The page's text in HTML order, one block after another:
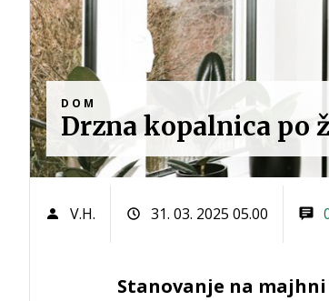
DOM
Drzna kopalnica po
V.H. 31. 03. 2025 05.00
Stanovanje na